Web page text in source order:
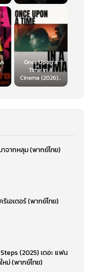
Once Upon a
Time in a
Cinema (2026)...
จากหลุม (พากย์ไทย)
เอเตอร์ (พากย์ไทย)
(2025) เดอะ แฟน
ม่ (พากย์ไทย)